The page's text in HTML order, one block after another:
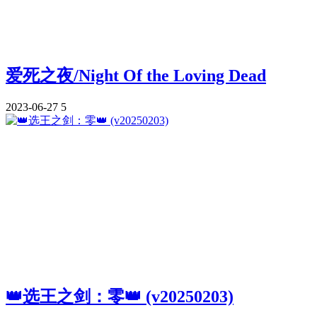
爱死之夜/Night Of the Loving Dead
2023-06-27 5
👑选王之剑：零👑 (v20250203)